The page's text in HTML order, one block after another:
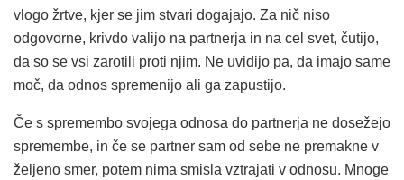
vlogo žrtve, kjer se jim stvari dogajajo. Za nič niso
odgovorne, krivdo valijo na partnerja in na cel svet, čutijo,
da so se vsi zarotili proti njim. Ne uvidijo pa, da imajo same
moč, da odnos spremenijo ali ga zapustijo.
Če s spremembo svojega odnosa do partnerja ne dosežejo
spremembe, in če se partner sam od sebe ne premakne v
željeno smer, potem nima smisla vztrajati v odnosu. Mnoge